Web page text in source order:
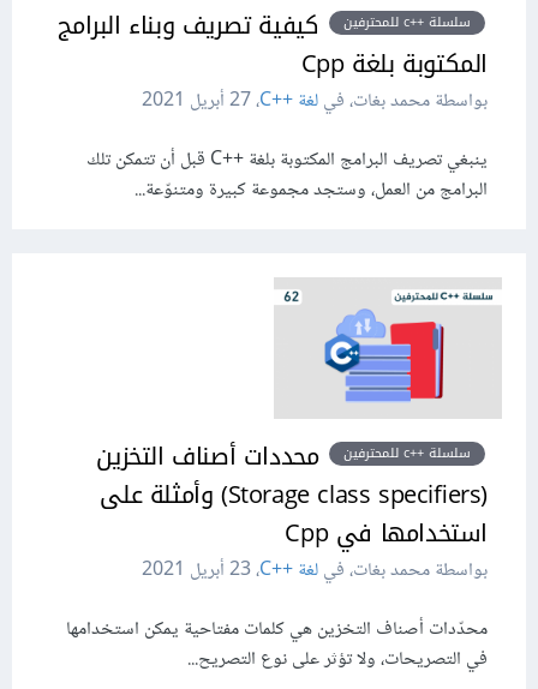
سلسلة ++c للمحترفين
كيفية تصريف وبناء البرامج
المكتوبة بلغة Cpp
بواسطة محمد بغات، فيلغة C++‎ ،27 أبريل 2021
ينبغي تصريف البرامج المكتوبة بلغة C++‎ قبل أن تتمكن تلك
البرامج من العمل، وستجد مجموعة كبيرة ومتنوّعة...
سلسلة ++c للمحترفين
محددات أصناف التخزين
(Storage class speciﬁers) وأمثلة على
استخدامها في Cpp
بواسطة محمد بغات، فيلغة C++‎ ،23 أبريل 2021
محدّدات أصناف التخزين هي كلمات مفتاحية يمكن استخدامها
في التصريحات، ولا تؤثر على نوع التصريح...